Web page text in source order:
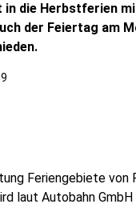
die Herbstferien
der Feiertag am
Feriengebiete von
laut Autobahn